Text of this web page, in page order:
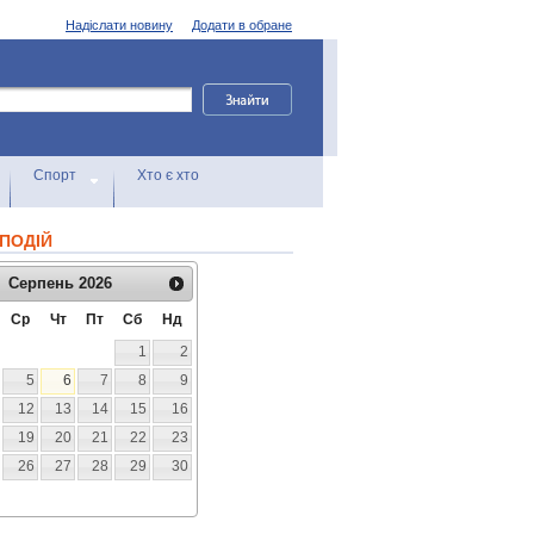
Додати в обране
Надіслати новину
Спорт Хто є хто
Серпень 2026
Ср Чт Пт Сб
Нд
1
2
5 6 7 8
9
12 13 14 15
16
19 20 21 22
23
26 27 28 29
30